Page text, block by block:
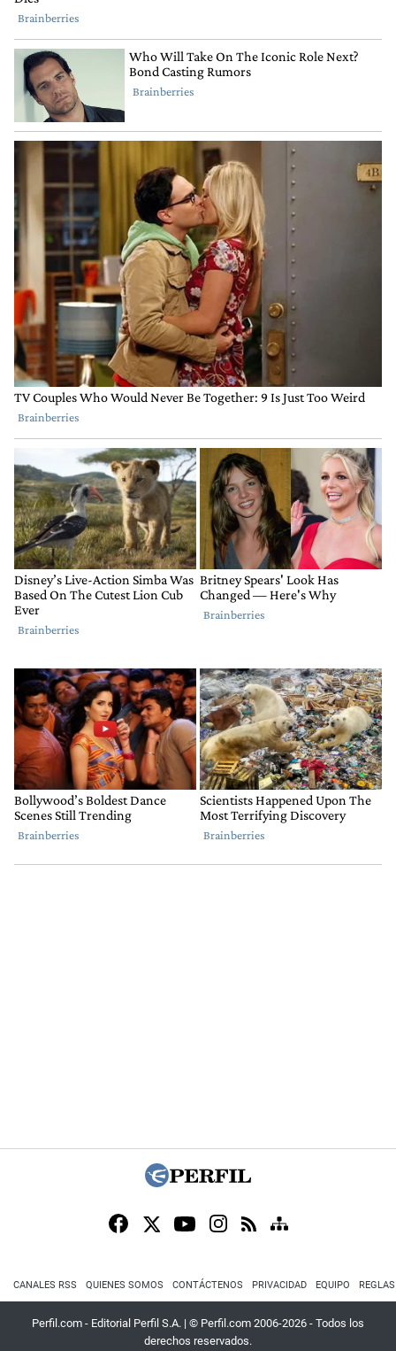
CANALES RSS QUIENES SOMOS CONTÁCTENOS PRIVACIDAD EQUIPO
Perfil.com - Editorial Perfil S.A. | © Perfil.com 2006-2026 - Todos los
derechos reservados.